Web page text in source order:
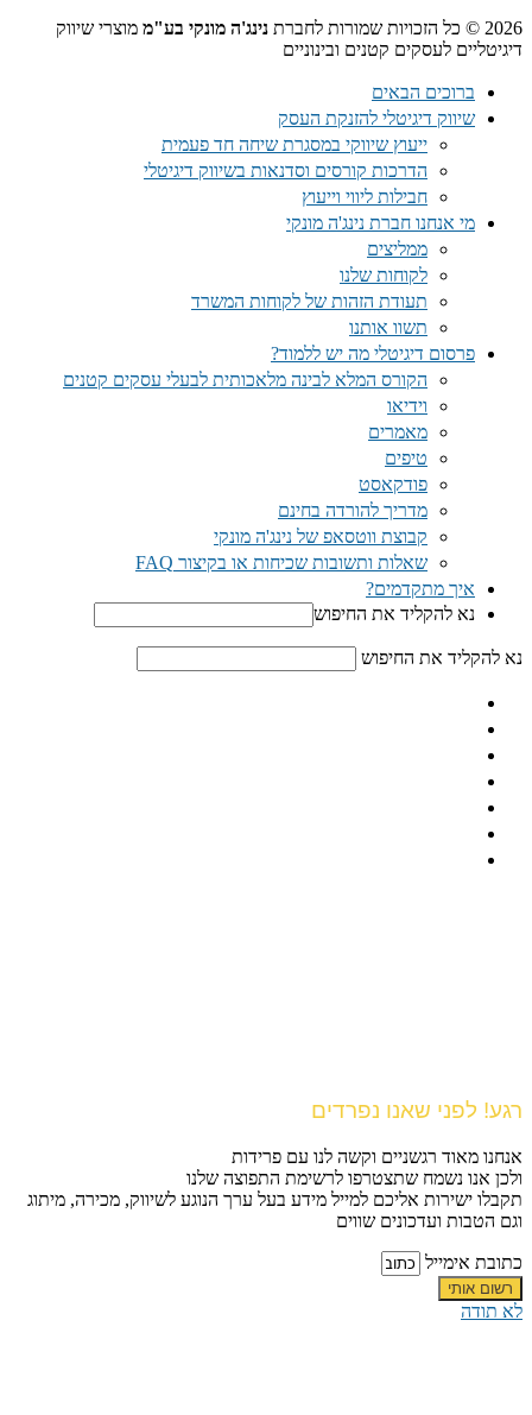
2026 © כל הזכויות שמורות לחברת
נינג'ה מונקי בע"מ מוצרי שיווק
דיגיטליים לעסקים קטנים ובינוניים
ברוכים הבאים
שיווק דיגיטלי להזנקת העסק
ייעוץ שיווקי במסגרת שיחה חד פעמית​
הדרכות קורסים וסדנאות בשיווק דיגיטלי
חבילות ליווי וייעוץ
מי אנחנו חברת נינג'ה מונקי
ממליצים
לקוחות שלנו
תעודת הזהות של לקוחות המשרד
תשוו אותנו
פרסום דיגיטלי מה יש ללמוד?
הקורס המלא לבינה מלאכותית לבעלי עסקים קטנים
וידיאו
מאמרים
טיפים
פודקאסט
מדריך להורדה בחינם
קבוצת ווטסאפ של נינג'ה מונקי​
שאלות ותשובות שכיחות או בקיצור FAQ
איך מתקדמים?
נא להקליד את החיפוש
נא להקליד את החיפוש
רגע! לפני שאנו נפרדים
אנחנו מאוד רגשניים וקשה לנו עם פרידות
ולכן אנו נשמח שתצטרפו לרשימת התפוצה שלנו
תקבלו ישירות אליכם למייל מידע בעל ערך הנוגע לשיווק, מכירה, מיתוג
וגם הטבות ועדכונים שווים
כתובת אימייל
רשום אותי
לא תודה